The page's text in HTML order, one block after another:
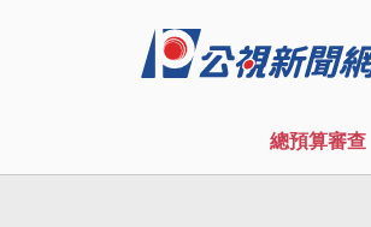
總預算審查